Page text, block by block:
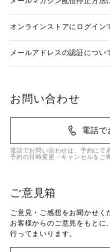
オンラインストアにログイン
メールアドレスの認証につい
お問い合わせ
電話で
電話でお問い合わせは、予約にて
予約の日時変更・キャンセルをご
ご意見箱
ご意見・ご感想をお聞かせく
お客様からのご意見をもとに
行ってまいります。